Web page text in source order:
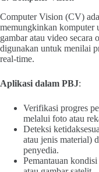
Computer Vision (CV)
memungkinkan komputer
gambar atau video
digunakan untuk menilai
real-time.
Aplikasi dalam PBJ:
Verifikasi progres
melalui foto atau
Deteksi
atau jenis material)
penyedia.
Pemantauan